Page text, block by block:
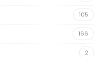
105
166
2